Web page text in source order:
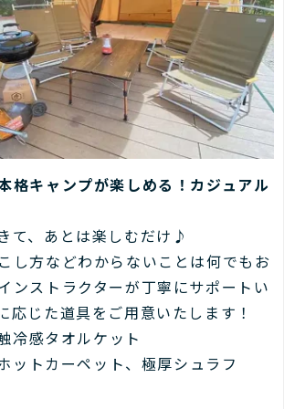
格キャンプが楽しめる！カジュアル
て、あとは楽しむだけ♪
し方などわからないことは何でもお
ンストラクターが丁寧にサポートい
応じた道具をご用意いたします！
冷感タオルケット
ットカーペット、極厚シュラフ